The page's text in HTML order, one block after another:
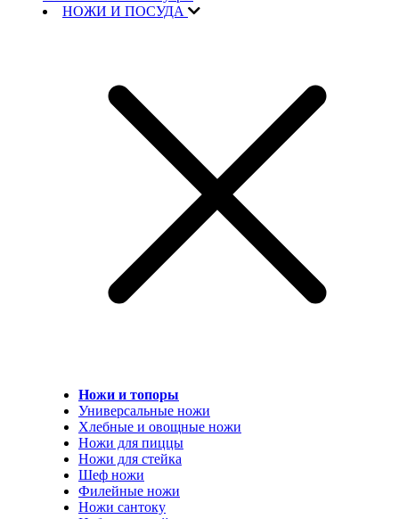
НОЖИ И ПОСУДА
Ножи и топоры
Универсальные ножи
Хлебные и овощные ножи
Ножи для пиццы
Ножи для стейка
Шеф ножи
Филейные ножи
Ножи сантоку